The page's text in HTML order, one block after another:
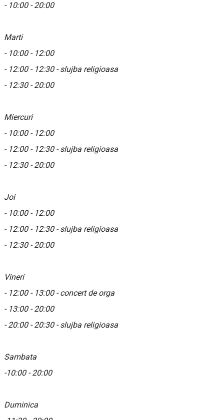
- 10:00 - 20:00
Marti
- 10:00 - 12:00
- 12:00 - 12:30 - slujba religioasa
- 12:30 - 20:00
Miercuri
- 10:00 - 12:00
- 12:00 - 12:30 - slujba religioasa
- 12:30 - 20:00
Joi
- 10:00 - 12:00
- 12:00 - 12:30 - slujba religioasa
- 12:30 - 20:00
Vineri
- 12:00 - 13:00 - concert de orga
- 13:00 - 20:00
- 20:00 - 20:30 - slujba religioasa
Sambata
-10:00 - 20:00
Duminica